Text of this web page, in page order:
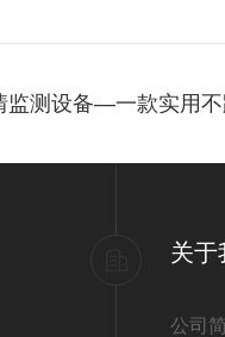
监测设备—一款实用
关于
公司